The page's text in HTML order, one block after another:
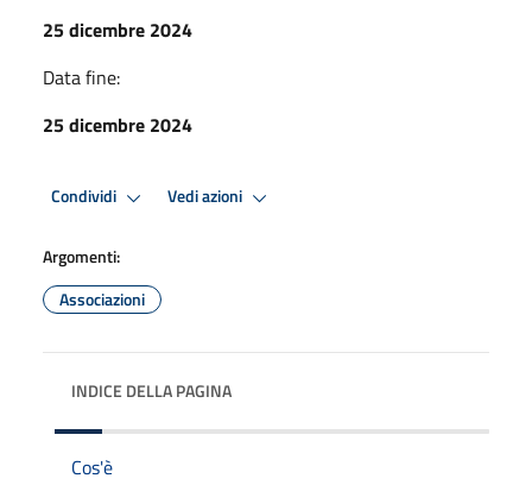
25 dicembre 2024
Data fine:
25 dicembre 2024
Condividi Vedi azioni
Argomenti:
Associazioni
INDICE DELLA PAGINA
Cos'è